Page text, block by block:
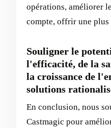
opérations, améliorer
compte, offrir une plus
Souligner le
l'efficacité, de la
la croissance de
solutions
En conclusion, nous
Castmagic pour